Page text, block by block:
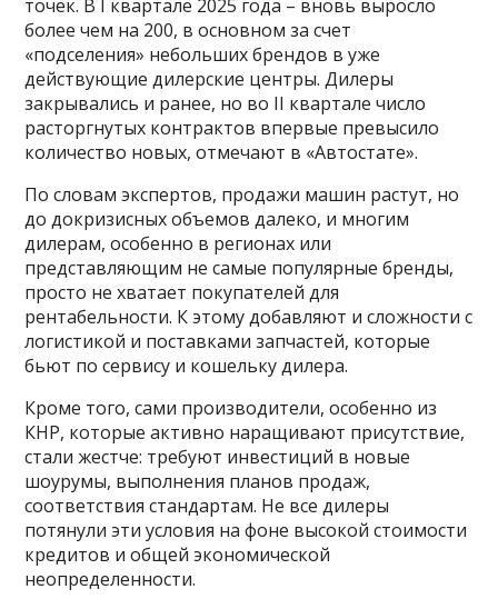
точек. В I квартале 2025 года – вновь выросло
более чем на 200, в основном за счет
«подселения» небольших брендов в уже
действующие дилерские центры. Дилеры
закрывались и ранее, но во II квартале число
расторгнутых контрактов впервые превысило
количество новых, отмечают в «Автостате».
По словам экспертов, продажи машин растут, но
до докризисных объемов далеко, и многим
дилерам, особенно в регионах или
представляющим не самые популярные бренды,
просто не хватает покупателей для
рентабельности. К этому добавляют и сложности с
логистикой и поставками запчастей, которые
бьют по сервису и кошельку дилера.
Кроме того, сами производители, особенно из
КНР, которые активно наращивают присутствие,
стали жестче: требуют инвестиций в новые
шоурумы, выполнения планов продаж,
соответствия стандартам. Не все дилеры
потянули эти условия на фоне высокой стоимости
кредитов и общей экономической
неопределенности.